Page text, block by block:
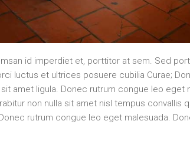
id imperdiet et, porttitor at sem. Sed
luctus et ultrices posuere cubilia Curae;
amet ligula. Donec rutrum congue leo eget
non nulla sit amet nisl tempus convallis
rutrum congue leo eget malesuada.